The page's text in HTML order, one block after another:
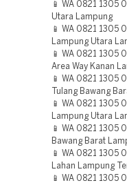
📱 WA 0821 1305
Utara Lampung
📱 WA 0821 1305
Lampung Utara
📱 WA 0821 1305
Area Way Kanan
📱 WA 0821 1305
Tulang Bawang
📱 WA 0821 1305
Lampung Utara
📱 WA 0821 1305
Bawang Barat
📱 WA 0821 1305
Lahan Lampung
📱 WA 0821 1305